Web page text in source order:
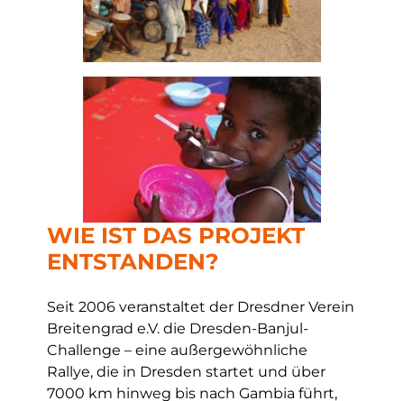
WIE IST DAS PROJEKT
ENTSTANDEN?
Seit 2006 veranstaltet der Dresdner Verein
Breitengrad e.V. die Dresden-Banjul-
Challenge – eine außergewöhnliche
Rallye, die in Dresden startet und über
7000 km hinweg bis nach Gambia führt,